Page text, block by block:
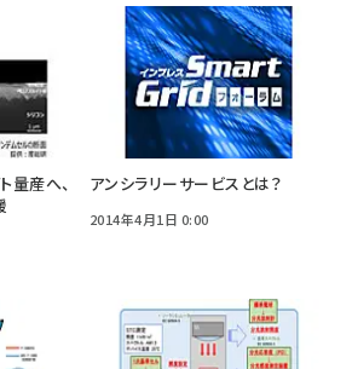
量産へ、
アンシラリーサービスとは？
2014年4月1日 0:00